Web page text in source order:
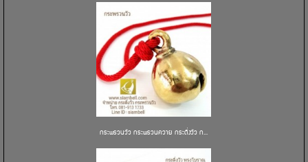
กระพรวนวัว กระพรวนควาย กระดิ่งวัว ก...